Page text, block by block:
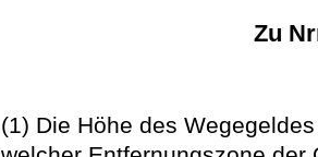
Zu
(1) Die Höhe des